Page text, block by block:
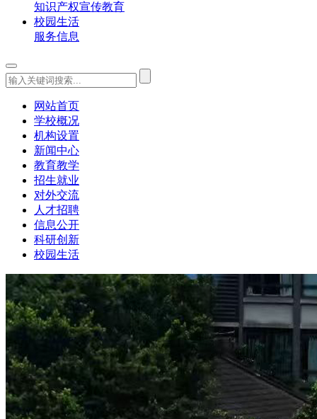
知识产权宣传教育
校园生活
服务信息
网站首页
学校概况
机构设置
新闻中心
教育教学
招生就业
对外交流
人才招聘
信息公开
科研创新
校园生活